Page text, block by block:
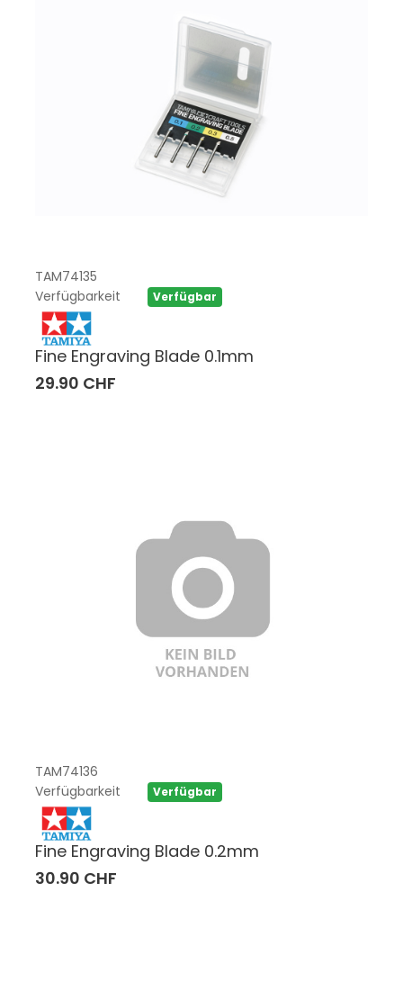
TAM74135
Verfügbarkeit
Verfügbar
Fine Engraving Blade 0.1mm
29.90 CHF
TAM74136
Verfügbarkeit
Verfügbar
Fine Engraving Blade 0.2mm
30.90 CHF